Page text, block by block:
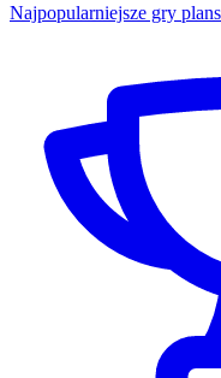
Najpopularniejsze gry